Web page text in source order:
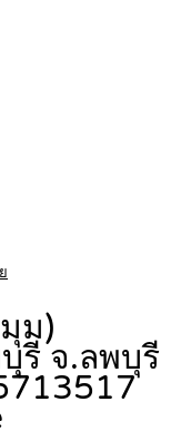
ม)
รี จ.ลพบุรี